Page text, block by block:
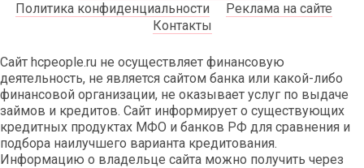
Политика конфиденциальности
Реклама на сайте
Контакты
Сайт hcpeople.ru не осуществляет финансовую
деятельность, не является сайтом банка или какой-либо
финансовой организации, не оказывает услуг по выдаче
займов и кредитов. Сайт информирует о существующих
кредитных продуктах МФО и банков РФ для сравнения и
подбора наилучшего варианта кредитования.
Информацию о владельце сайта можно получить через